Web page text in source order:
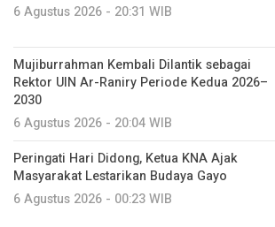
6 Agustus 2026 - 20:31 WIB
Mujiburrahman Kembali Dilantik sebagai
Rektor UIN Ar-Raniry Periode Kedua 2026–
2030
6 Agustus 2026 - 20:04 WIB
Peringati Hari Didong, Ketua KNA Ajak
Masyarakat Lestarikan Budaya Gayo
6 Agustus 2026 - 00:23 WIB